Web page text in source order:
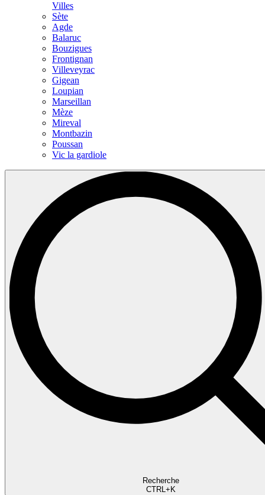
Villes
Sète
Agde
Balaruc
Bouzigues
Frontignan
Villeveyrac
Gigean
Loupian
Marseillan
Mèze
Mireval
Montbazin
Poussan
Vic la gardiole
Recherche
CTRL+K